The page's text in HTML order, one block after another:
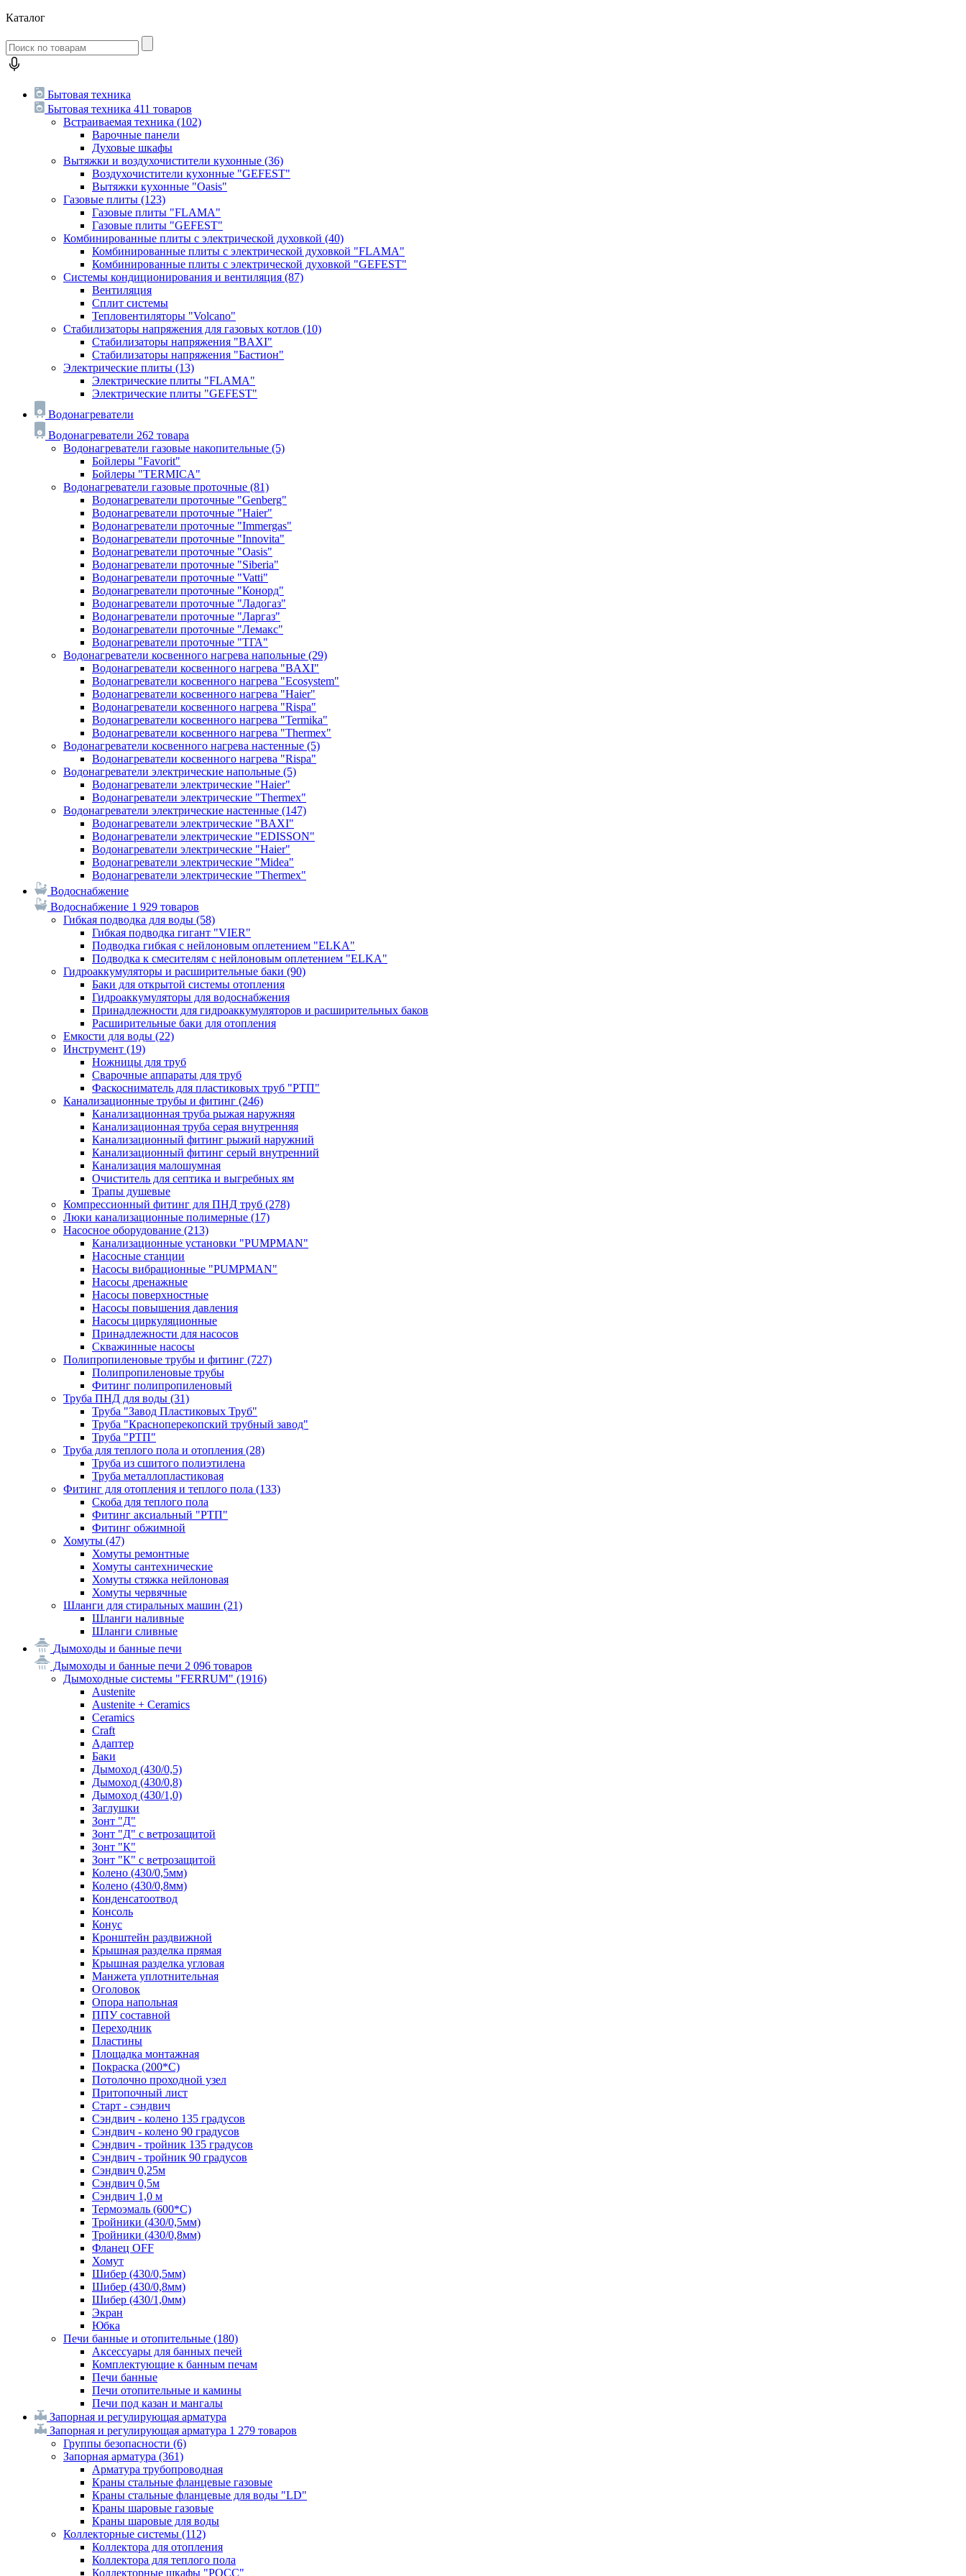
Каталог
Бытовая техника
Бытовая техника 411 товаров
Встраиваемая техника (102)
Варочные панели
Духовые шкафы
Вытяжки и воздухочистители кухонные (36)
Воздухочистители кухонные "GEFEST"
Вытяжки кухонные "Oasis"
Газовые плиты (123)
Газовые плиты "FLAMA"
Газовые плиты "GEFEST"
Комбинированные плиты с электрической духовкой (40)
Комбинированные плиты с электрической духовкой "FLAMA"
Комбинированные плиты с электрической духовкой "GEFEST"
Системы кондиционирования и вентиляция (87)
Вентиляция
Сплит системы
Тепловентиляторы "Volcano"
Стабилизаторы напряжения для газовых котлов (10)
Стабилизаторы напряжения "BAXI"
Стабилизаторы напряжения "Бастион"
Электрические плиты (13)
Электрические плиты "FLAMA"
Электрические плиты "GEFEST"
Водонагреватели
Водонагреватели 262 товара
Водонагреватели газовые накопительные (5)
Бойлеры "Favorit"
Бойлеры "TERMICA"
Водонагреватели газовые проточные (81)
Водонагреватели проточные "Genberg"
Водонагреватели проточные "Haier"
Водонагреватели проточные "Immergas"
Водонагреватели проточные "Innovita"
Водонагреватели проточные "Oasis"
Водонагреватели проточные "Siberia"
Водонагреватели проточные "Vatti"
Водонагреватели проточные "Конорд"
Водонагреватели проточные "Ладогаз"
Водонагреватели проточные "Ларгаз"
Водонагреватели проточные "Лемакс"
Водонагреватели проточные "ТГА"
Водонагреватели косвенного нагрева напольные (29)
Водонагреватели косвенного нагрева "BAXI"
Водонагреватели косвенного нагрева "Ecosystem"
Водонагреватели косвенного нагрева "Haier"
Водонагреватели косвенного нагрева "Rispa"
Водонагреватели косвенного нагрева "Termika"
Водонагреватели косвенного нагрева "Thermex"
Водонагреватели косвенного нагрева настенные (5)
Водонагреватели косвенного нагрева "Rispa"
Водонагреватели электрические напольные (5)
Водонагреватели электрические "Haier"
Водонагреватели электрические "Thermex"
Водонагреватели электрические настенные (147)
Водонагреватели электрические "BAXI"
Водонагреватели электрические "EDISSON"
Водонагреватели электрические "Haier"
Водонагреватели электрические "Midea"
Водонагреватели электрические "Thermex"
Водоснабжение
Водоснабжение 1 929 товаров
Гибкая подводка для воды (58)
Гибкая подводка гигант "VIER"
Подводка гибкая с нейлоновым оплетением "ELKA"
Подводка к смесителям с нейлоновым оплетением "ELKA"
Гидроаккумуляторы и расширительные баки (90)
Баки для открытой системы отопления
Гидроаккумуляторы для водоснабжения
Принадлежности для гидроаккумуляторов и расширительных баков
Расширительные баки для отопления
Емкости для воды (22)
Инструмент (19)
Ножницы для труб
Сварочные аппараты для труб
Фаскосниматель для пластиковых труб "РТП"
Канализационные трубы и фитинг (246)
Канализационная труба рыжая наружняя
Канализационная труба серая внутренняя
Канализационный фитинг рыжий наружний
Канализационный фитинг серый внутренний
Канализация малошумная
Очиститель для септика и выгребных ям
Трапы душевые
Компрессионный фитинг для ПНД труб (278)
Люки канализационные полимерные (17)
Насосное оборудование (213)
Канализационные установки "PUMPMAN"
Насосные станции
Насосы вибрационные "PUMPMAN"
Насосы дренажные
Насосы поверхностные
Насосы повышения давления
Насосы циркуляционные
Принадлежности для насосов
Скважинные насосы
Полипропиленовые трубы и фитинг (727)
Полипропиленовые трубы
Фитинг полипропиленовый
Труба ПНД для воды (31)
Труба "Завод Пластиковых Труб"
Труба "Красноперекопский трубный завод"
Труба "РТП"
Труба для теплого пола и отопления (28)
Труба из сшитого полиэтилена
Труба металлопластиковая
Фитинг для отопления и теплого пола (133)
Скоба для теплого пола
Фитинг аксиальный "РТП"
Фитинг обжимной
Хомуты (47)
Хомуты ремонтные
Хомуты сантехнические
Хомуты стяжка нейлоновая
Хомуты червячные
Шланги для стиральных машин (21)
Шланги наливные
Шланги сливные
Дымоходы и банные печи
Дымоходы и банные печи 2 096 товаров
Дымоходные системы "FERRUM" (1916)
Austenite
Austenite + Ceramics
Ceramics
Craft
Адаптер
Баки
Дымоход (430/0,5)
Дымоход (430/0,8)
Дымоход (430/1,0)
Заглушки
Зонт "Д"
Зонт "Д" с ветрозащитой
Зонт "К"
Зонт "К" с ветрозащитой
Колено (430/0,5мм)
Колено (430/0,8мм)
Конденсатоотвод
Консоль
Конус
Кронштейн раздвижной
Крышная разделка прямая
Крышная разделка угловая
Манжета уплотнительная
Оголовок
Опора напольная
ППУ составной
Переходник
Пластины
Площадка монтажная
Покраска (200*С)
Потолочно проходной узел
Притопочный лист
Старт - сэндвич
Сэндвич - колено 135 градусов
Сэндвич - колено 90 градусов
Сэндвич - тройник 135 градусов
Сэндвич - тройник 90 градусов
Сэндвич 0,25м
Сэндвич 0,5м
Сэндвич 1,0 м
Термоэмаль (600*С)
Тройники (430/0,5мм)
Тройники (430/0,8мм)
Фланец OFF
Хомут
Шибер (430/0,5мм)
Шибер (430/0,8мм)
Шибер (430/1,0мм)
Экран
Юбка
Печи банные и отопительные (180)
Аксессуары для банных печей
Комплектующие к банным печам
Печи банные
Печи отопительные и камины
Печи под казан и мангалы
Запорная и регулирующая арматура
Запорная и регулирующая арматура 1 279 товаров
Группы безопасности (6)
Запорная арматура (361)
Арматура трубопроводная
Краны стальные фланцевые газовые
Краны стальные фланцевые для воды "LD"
Краны шаровые газовые
Краны шаровые для воды
Коллекторные системы (112)
Коллектора для отопления
Коллектора для теплого пола
Коллекторные шкафы "РОСС"